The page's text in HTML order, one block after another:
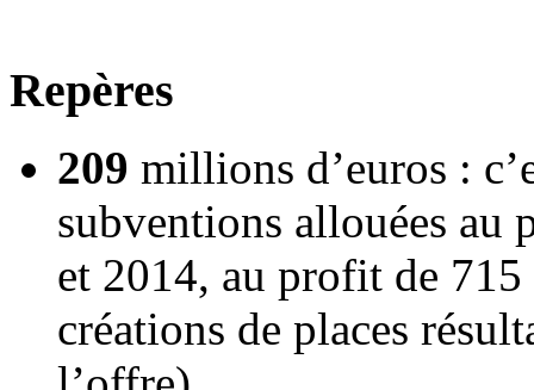
Repères
209 millions d’euros :
subventions allouées au
et 2014, au profit de
créations de places